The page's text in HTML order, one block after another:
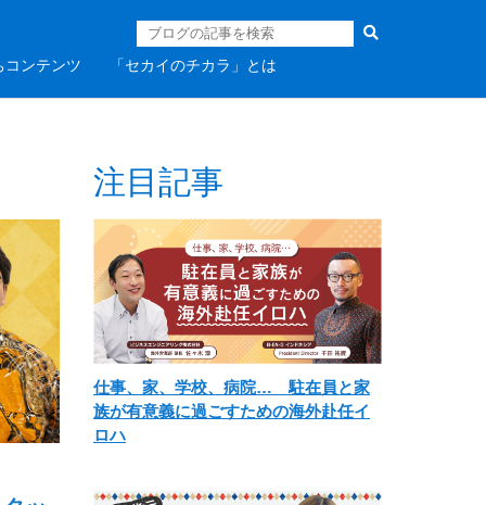
コンテンツ 「セカイのチカラ」とは
注目記事
仕事、家、学校、病院… 駐在員と家
族が有意義に過ごすための海外赴任イ
ロハ